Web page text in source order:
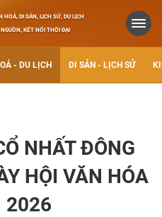
HOÁ, DI SẢN, LỊCH SỬ, DU LỊCH
KẾT NỐI THỜI ĐẠI
- DU LỊCH DI SẢN - LỊCH SỬ
NHẤT ĐÔNG
HỘI VĂN HÓA
2026